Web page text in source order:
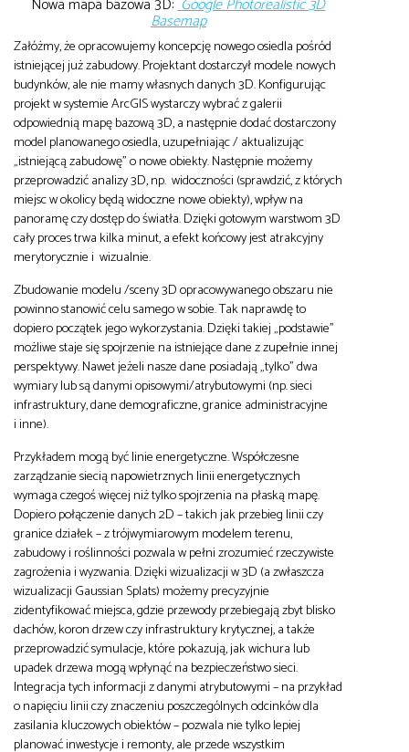
Nowa mapa bazowa 3D:Google Photorealistic 3D
Basemap
Załóżmy, że opracowujemy koncepcję nowego osiedla pośród
istniejącej już zabudowy. Projektant dostarczył modele nowych
budynków, ale nie mamy własnych danych 3D. Konfigurując
projekt w systemie ArcGIS wystarczy wybrać z galerii
odpowiednią mapę bazową 3D, a następnie dodać dostarczony
model planowanego osiedla, uzupełniając / aktualizując
„istniejącą zabudowę” o nowe obiekty. Następnie możemy
przeprowadzić analizy 3D, np. widoczności (sprawdzić, z których
miejsc w okolicy będą widoczne nowe obiekty), wpływ na
panoramę czy dostęp do światła. Dzięki gotowym warstwom 3D
cały proces trwa kilka minut, a efekt końcowy jest atrakcyjny
merytorycznie i wizualnie.
Zbudowanie modelu /sceny 3D opracowywanego obszaru nie
powinno stanowić celu samego w sobie. Tak naprawdę to
dopiero początek jego wykorzystania. Dzięki takiej „podstawie”
możliwe staje się spojrzenie na istniejące dane z zupełnie innej
perspektywy. Nawet jeżeli nasze dane posiadają „tylko” dwa
wymiary lub są danymi opisowymi/atrybutowymi (np. sieci
infrastruktury, dane demograficzne, granice administracyjne
i inne).
Przykładem mogą być linie energetyczne. Współczesne
zarządzanie siecią napowietrznych linii energetycznych
wymaga czegoś więcej niż tylko spojrzenia na płaską mapę.
Dopiero połączenie danych 2D – takich jak przebieg linii czy
granice działek – z trójwymiarowym modelem terenu,
zabudowy i roślinności pozwala w pełni zrozumieć rzeczywiste
zagrożenia i wyzwania. Dzięki wizualizacji w 3D (a zwłaszcza
wizualizacji Gaussian Splats) możemy precyzyjnie
zidentyfikować miejsca, gdzie przewody przebiegają zbyt blisko
dachów, koron drzew czy infrastruktury krytycznej, a także
przeprowadzić symulacje, które pokazują, jak wichura lub
upadek drzewa mogą wpłynąć na bezpieczeństwo sieci.
Integracja tych informacji z danymi atrybutowymi – na przykład
o napięciu linii czy znaczeniu poszczególnych odcinków dla
zasilania kluczowych obiektów – pozwala nie tylko lepiej
planować inwestycje i remonty, ale przede wszystkim